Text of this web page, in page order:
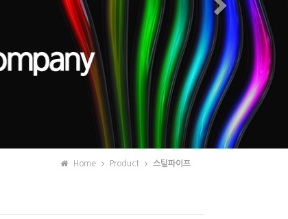
Home Product 스틸파이프